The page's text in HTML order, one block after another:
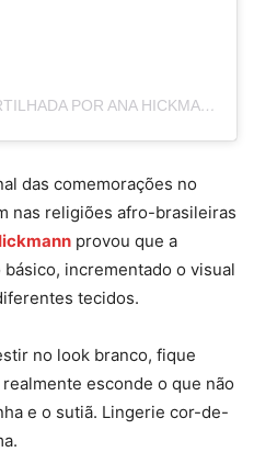
UMA PUBLICAÇÃO COMPARTILHADA POR ANA HICKMANN (@AHICKMANN)
das comemorações no
nas religiões afro-brasileiras
provou que a
incrementado o visual
tecidos.
no look branco, fique
esconde o que não
e o sutiã. Lingerie cor-de-